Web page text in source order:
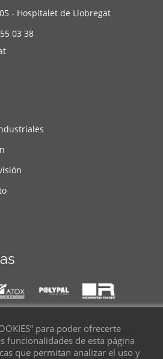
- Hospitalet de Llobregat
03 38
para poder ofrecerte
funcionalidades de esta página
que permitan analizar el uso y